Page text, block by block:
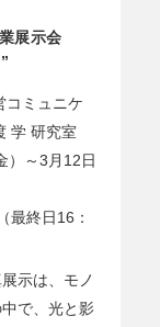
展示会
コミュニケ
学 研究室
）～3月12日
最終日16：
示は、モノ
で、光と影